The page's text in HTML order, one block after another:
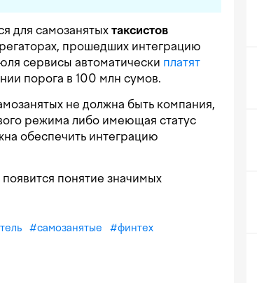
для самозанятых таксистов
прошедших интеграцию
сервисы автоматически платят
порога в 100 млн сумов.
не должна быть компания,
режима либо имеющая статус
обеспечить интеграцию
появится понятие значимых
#самозанятые #финтех